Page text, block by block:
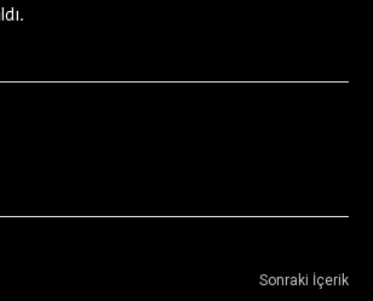
Sonraki İçerik